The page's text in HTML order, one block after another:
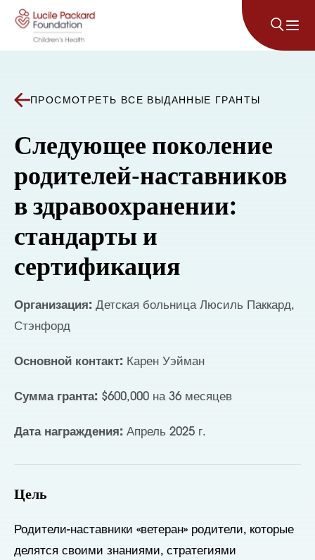
Перейти к содержанию
ПРОСМОТРЕТЬ ВСЕ ВЫДАННЫЕ ГРАНТЫ
Следующее поколение
родителей-наставников
в здравоохранении:
стандарты и
сертификация
Организация: Детская больница Люсиль Паккард,
Стэнфорд
Основной контакт: Карен Уэйман
Сумма гранта: $600,000 на 36 месяцев
Дата награждения: Апрель 2025 г.
Цель
Родители-наставники «ветеран» родители, которые
делятся своими знаниями, стратегиями